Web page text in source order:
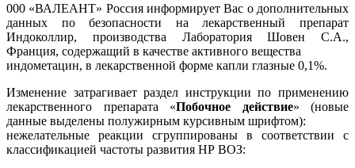
000 «ВАЛЕАНТ» Россия информирует Вас o дополнительных
данных по безопасности на лекарственный препарат
Индоколлир, производства Лаборатория Шовен C.A.,
Франция, содержащий в качестве активного вещества
индометацин, в лекарственной форме капли глазные 0,1%.
Изменение затрагивает раздел инструкции по применению
лекарственного препарата «Побочное действие» (новые
данные выделены полужирным курсивным шрифтом):
нежелательные реакции сгруппированы в соответствии c
классификацией частоты развития НР ВОЗ: